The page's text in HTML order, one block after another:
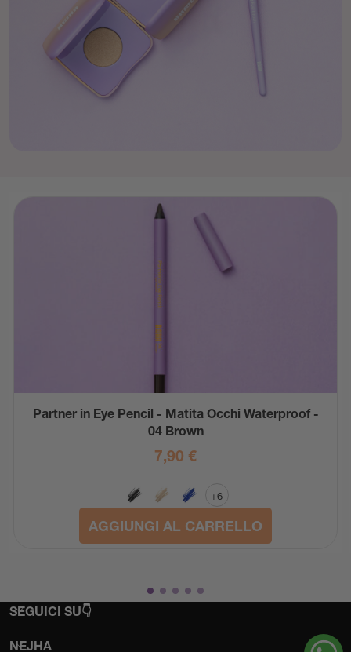
Partner in Eye Pencil - Matita Occhi Waterproof -
04 Brown
7,90 €
+6
AGGIUNGI AL CARRELLO
SEGUICI SU👇
NEJHA